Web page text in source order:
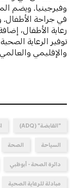
وفيرجينيا. ويضم
في جراحة الأطفال.
رعاية الأطفال،
توفير الرعاية
والإقليمي
"القابضة" (ADQ)
السياحة الصحة
دائرة الصحة - أبوظبي
مبادلة للرعاية الصحية